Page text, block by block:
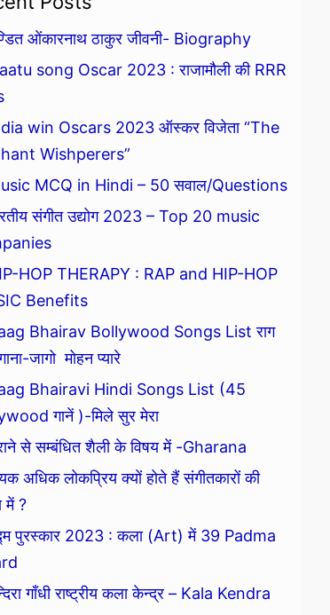
ओंकारनाथ ठाकुर जीवनी- Biography
song Oscar 2023 : राजामौली की RRR
win Oscars 2023 ऑस्कर विजेता “The
Wishperers”
MCQ in Hindi – 50 सवाल/Questions
संगीत उद्योग 2023 – Top 20 music
HOP THERAPY : RAP and HIP-HOP
Benefits
Bhairav Bollywood Songs List राग
जागो मोहन प्यारे
Bhairavi Hindi Songs List (45
गानें )-मिले सुर मेरा
से सम्बंधित शैली के विषय में -Gharana
अधिक लोकप्रिय क्यों होते हैं संगीतकारों की
में ?
पुरस्कार 2023 : कला (Art) में 39 Padma
गाँधी राष्ट्रीय कला केन्द्र – Kala Kendra